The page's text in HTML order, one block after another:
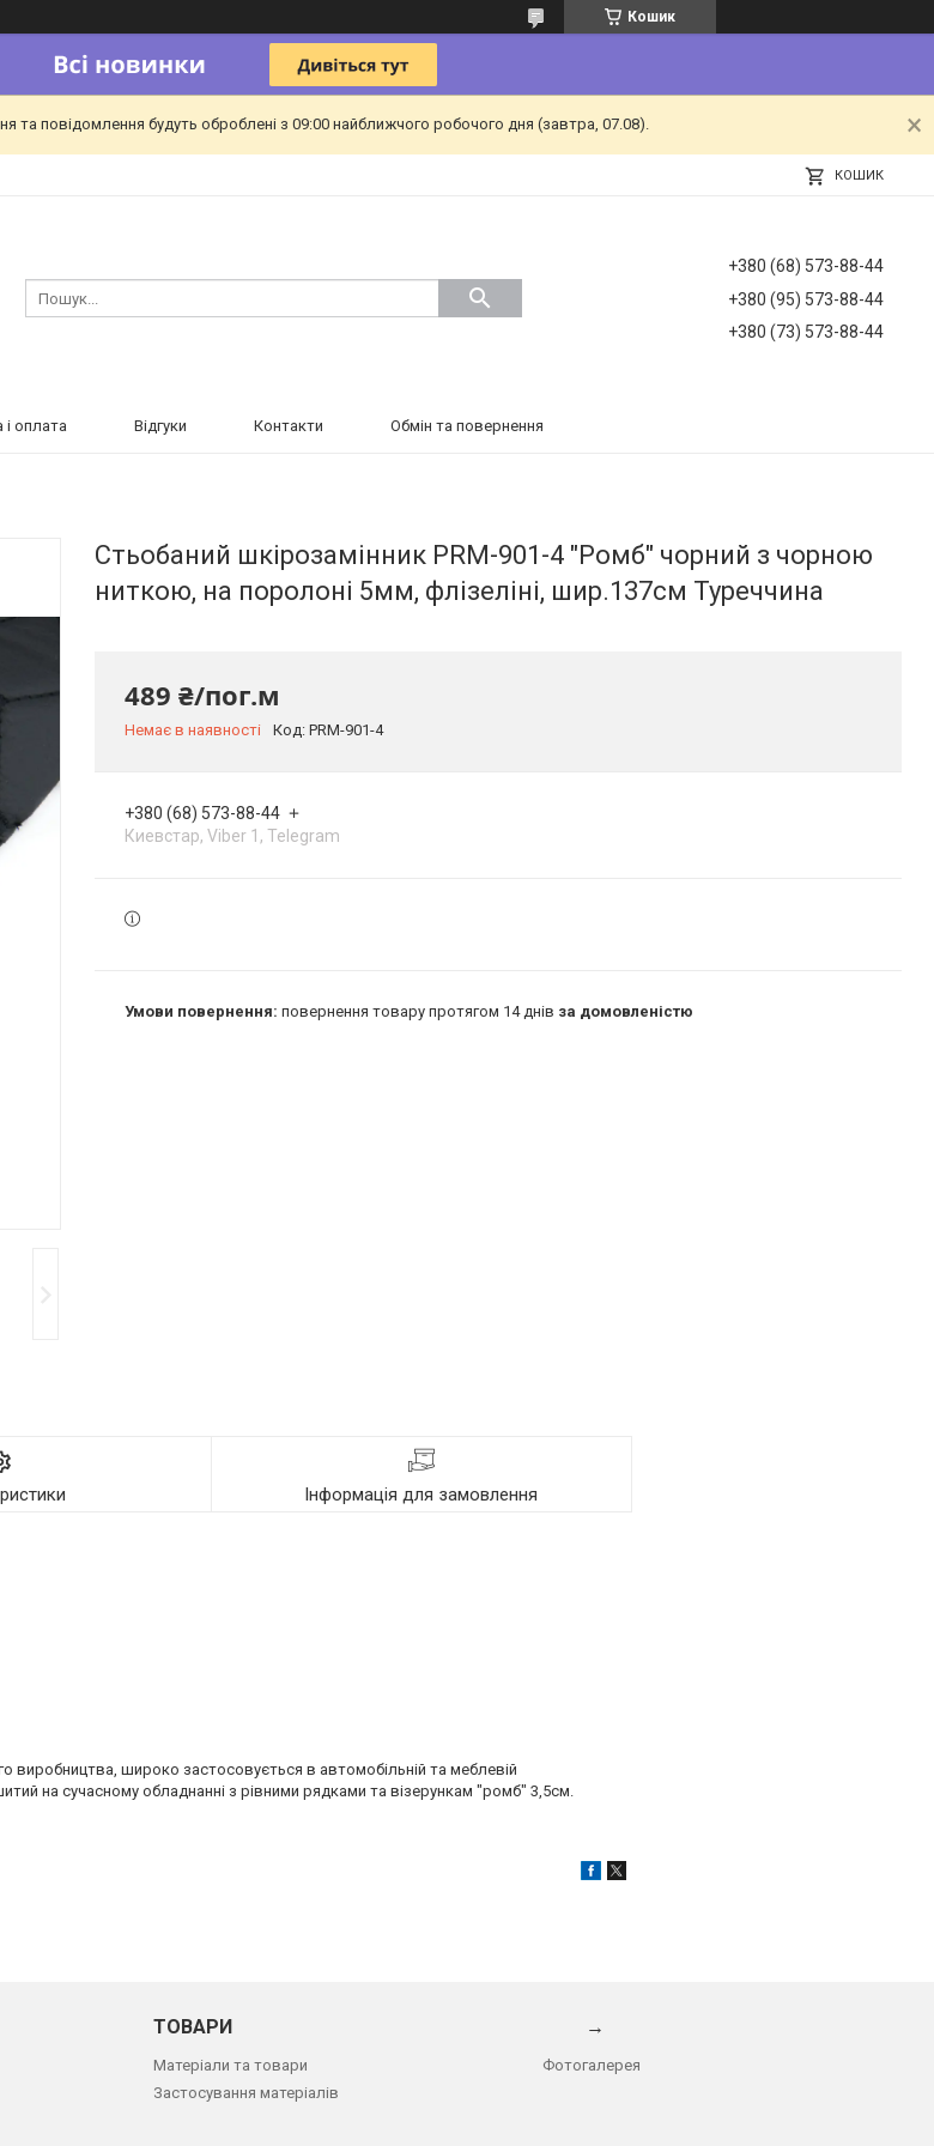
Кошик
та повідомлення будуть оброблені з 09:00 найближчого робочого дня (завтра, 07.08).
КОШИК
+380 (68) 573-88-44
+380 (95) 573-88-44
+380 (73) 573-88-44
оплата Відгуки Контакти Обмін та повернення
Стьобаний шкірозамінник PRM-901-4 "Ромб" чорний з чорною
ниткою, на поролоні 5мм, флізеліні, шир.137см Туреччина
489 ₴/пог.м
Немає в наявності Код: PRM-901-4
+380 (68) 573-88-44
Киевстар, Viber 1, Telegram
повернення товару протягом 14 днів за домовленістю
Інформація для замовлення
широко застосовується в автомобільній та меблевій
на сучасному обладнанні з рівними рядками та візерункам "ромб" 3,5см.
ТОВАРИ
Матеріали та товари
Застосування матеріалів
→
Фотогалерея